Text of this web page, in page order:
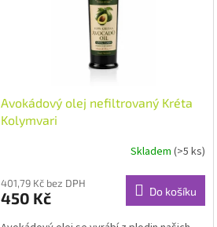
Avokádový olej nefiltrovaný Kréta
Kolymvari
Skladem (>5 ks)
401,79 Kč bez DPH
450 Kč Do košíku